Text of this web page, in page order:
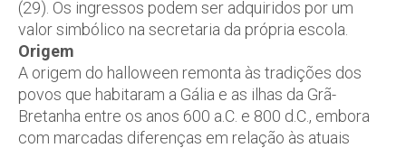
(29). Os ingressos podem ser adquiridos por um
valor simbólico na secretaria da própria escola.
Origem
A origem do halloween remonta às tradições dos
povos que habitaram a Gália e as ilhas da Grã-
Bretanha entre os anos 600 a.C. e 800 d.C., embora
com marcadas diferenças em relação às atuais